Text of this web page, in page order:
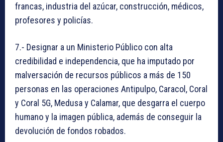
francas, industria del azúcar, construcción, médicos,
profesores y policías.
7.- Designar a un Ministerio Público con alta
credibilidad e independencia, que ha imputado por
malversación de recursos públicos a más de 150
personas en las operaciones Antipulpo, Caracol, Coral
y Coral 5G, Medusa y Calamar, que desgarra el cuerpo
humano y la imagen pública, además de conseguir la
devolución de fondos robados.